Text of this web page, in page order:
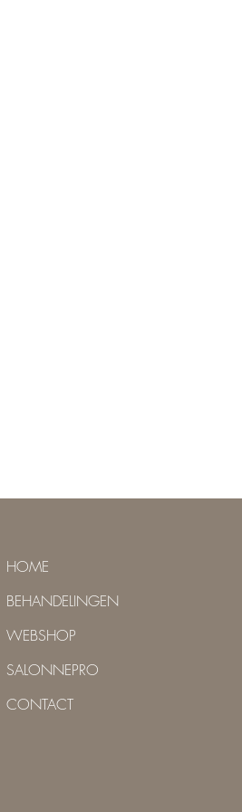
HOME
BEHANDELINGEN
WEBSHOP
SALONNEPRO
CONTACT